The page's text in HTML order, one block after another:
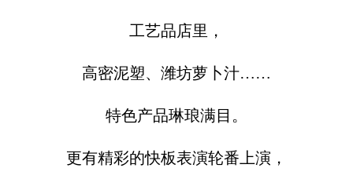
工艺品店里，
高密泥塑、潍坊萝卜汁……
特色产品琳琅满目。
更有精彩的快板表演轮番上演，